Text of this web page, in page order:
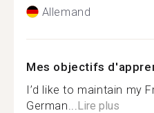
Allemand
Mes objectifs
I’d like to maintain my
German... Lire plus